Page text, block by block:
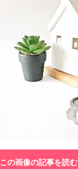
この画像の記事を読む